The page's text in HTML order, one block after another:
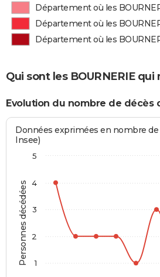
Département où les
Département où les
Département où les
Qui sont les BOURNERIE
Evolution du nombre de décès
Personnes décédées
Données exprimées en nombre de
Insee)
1
2
3
4
5